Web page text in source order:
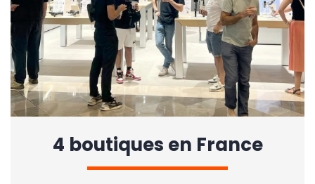
4 boutiques en France